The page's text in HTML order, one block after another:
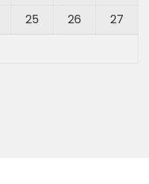
25 26
27